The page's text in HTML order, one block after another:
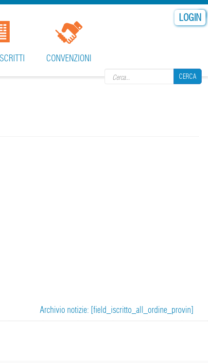
LOGIN
CERCA
CONVENZIONI
Archivio notizie: [field_iscritto_all_ordine_provin]